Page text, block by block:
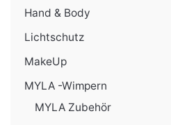
Hand & Body
Lichtschutz
MakeUp
MYLA -Wimpern
MYLA Zubehör